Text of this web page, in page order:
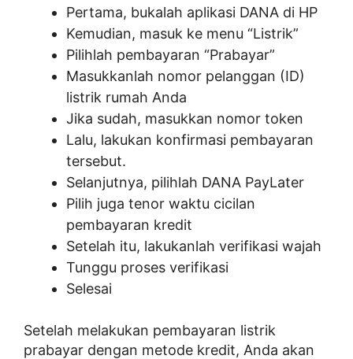
Pertama, bukalah aplikasi DANA di HP
Kemudian, masuk ke menu “Listrik”
Pilihlah pembayaran “Prabayar”
Masukkanlah nomor pelanggan (ID)
listrik rumah Anda
Jika sudah, masukkan nomor token
Lalu, lakukan konfirmasi pembayaran
tersebut.
Selanjutnya, pilihlah DANA PayLater
Pilih juga tenor waktu cicilan
pembayaran kredit
Setelah itu, lakukanlah verifikasi wajah
Tunggu proses verifikasi
Selesai
Setelah melakukan pembayaran listrik
prabayar dengan metode kredit, Anda akan